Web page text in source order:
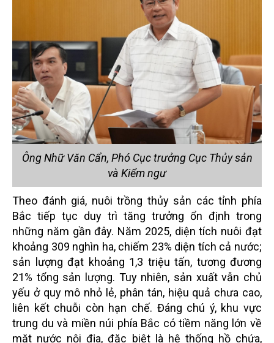
Ông Nhữ Văn Cẩn, Phó Cục trưởng Cục Thủy sản
và Kiểm ngư
Theo đánh giá, nuôi trồng thủy sản các tỉnh phía
Bắc tiếp tục duy trì tăng trưởng ổn định trong
những năm gần đây. Năm 2025, diện tích nuôi đạt
khoảng 309 nghìn ha, chiếm 23% diện tích cả nước;
sản lượng đạt khoảng 1,3 triệu tấn, tương đương
21% tổng sản lượng. Tuy nhiên, sản xuất vẫn chủ
yếu ở quy mô nhỏ lẻ, phân tán, hiệu quả chưa cao,
liên kết chuỗi còn hạn chế. Đáng chú ý, khu vực
trung du và miền núi phía Bắc có tiềm năng lớn về
mặt nước nội địa, đặc biệt là hệ thống hồ chứa,